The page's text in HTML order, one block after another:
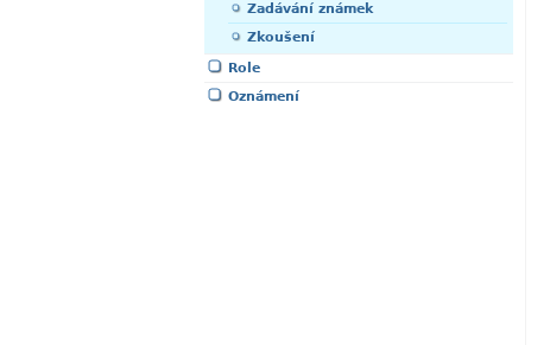
Zadávání známek
Zkoušení
Role
Oznámení